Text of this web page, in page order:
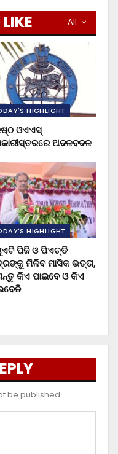
All
HIGHLIGHT
ଓଏଏସ୍‌
ଅଦଳବଦଳ
HIGHLIGHT
ପିଜି ଓ ପିଏଚ୍‌ଡି
ମିଳିବ ମାସିକ ଭତ୍ତା,
କିଏ ପାଇବେ ଓ କିଏ
be published.